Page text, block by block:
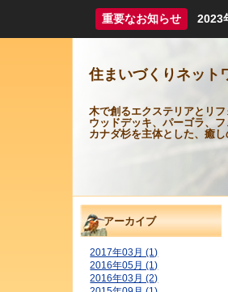
重要なお知らせ 2023
住まいづくりネット
木で創るエクステリアとリフ
ウッドデッキ、パーゴラ、
カナダ杉を主体とした、癒
アーカイブ
2017年03月 (1)
2016年05月 (1)
2016年03月 (2)